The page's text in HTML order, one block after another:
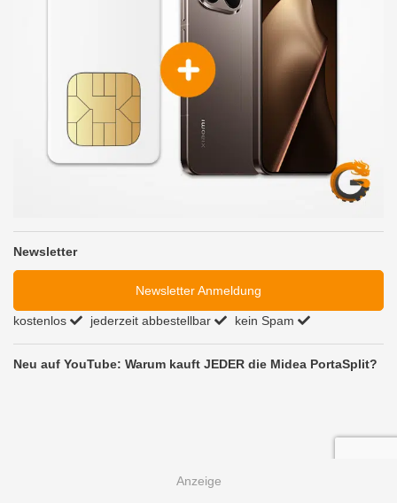
Newsletter
Newsletter Anmeldung
kostenlos jederzeit abbestellbar kein Spam
Neu auf YouTube: Warum kauft JEDER die Midea PortaSplit?